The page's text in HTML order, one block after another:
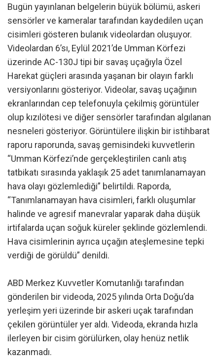
Bugün yayınlanan belgelerin büyük bölümü, askeri
sensörler ve kameralar tarafından kaydedilen uçan
cisimleri gösteren bulanık videolardan oluşuyor.
Videolardan 6’sı, Eylül 2021’de Umman Körfezi
üzerinde AC-130J tipi bir savaş uçağıyla Özel
Harekat güçleri arasında yaşanan bir olayın farklı
versiyonlarını gösteriyor. Videolar, savaş uçağının
ekranlarından cep telefonuyla çekilmiş görüntüler
olup kızılötesi ve diğer sensörler tarafından algılanan
nesneleri gösteriyor. Görüntülere ilişkin bir istihbarat
raporu raporunda, savaş gemisindeki kuvvetlerin
“Umman Körfezi’nde gerçekleştirilen canlı atış
tatbikatı sırasında yaklaşık 25 adet tanımlanamayan
hava olayı gözlemlediği” belirtildi. Raporda,
“Tanımlanamayan hava cisimleri, farklı oluşumlar
halinde ve agresif manevralar yaparak daha düşük
irtifalarda uçan soğuk küreler şeklinde gözlemlendi.
Hava cisimlerinin ayrıca uçağın ateşlemesine tepki
verdiği de görüldü” denildi.
ABD Merkez Kuvvetler Komutanlığı tarafından
gönderilen bir videoda, 2025 yılında Orta Doğu’da
yerleşim yeri üzerinde bir askeri uçak tarafından
çekilen görüntüler yer aldı. Videoda, ekranda hızla
ilerleyen bir cisim görülürken, olay henüz netlik
kazanmadı.